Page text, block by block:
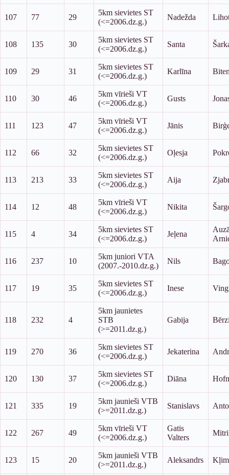
107 77 29
5km sievietes ST
(<=2006.dz.g.)
Nadežda
108 135 30
5km sievietes ST
(<=2006.dz.g.)
Santa
109 29 31
5km sievietes ST
(<=2006.dz.g.)
Karlīna
110 30 46
5km vīrieši VT
(<=2006.dz.g.)
Gusts
111 123 47
5km vīrieši VT
(<=2006.dz.g.)
Jānis
112 66 32
5km sievietes ST
(<=2006.dz.g.)
Oļesja
113 213 33
5km sievietes ST
(<=2006.dz.g.)
Aija
114 12 48
5km vīrieši VT
(<=2006.dz.g.)
Nikita
115 4 34
5km sievietes ST
(<=2006.dz.g.)
Jeļena
116 237 10
5km juniori VTA
(2007.-2010.dz.g.)
Nils
117 19 35
5km sievietes ST
(<=2006.dz.g.)
Inese
118 232 4
5km jaunietes
STB
(>=2011.dz.g.)
Gabija
119 270 36
5km sievietes ST
(<=2006.dz.g.)
Jekaterina
120 130 37
5km sievietes ST
(<=2006.dz.g.)
Diāna
121 335 19
5km jaunieši VTB
(>=2011.dz.g.)
Stanislavs
122 267 49
5km vīrieši VT
(<=2006.dz.g.)
Gatis
Valters
123 15 20
5km jaunieši VTB
(>=2011.dz.g.)
Aleksandrs